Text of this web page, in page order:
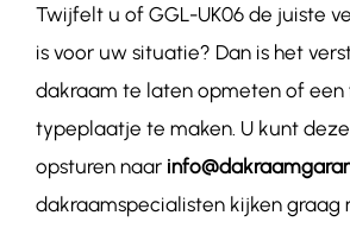
Twijfelt u of GGL-UK06de juiste
is voor uw situatie? Dan is het
dakraam te laten opmeten of een
typeplaatje te maken. U kunt
opsturen naar
dakraamspecialisten kijken graag